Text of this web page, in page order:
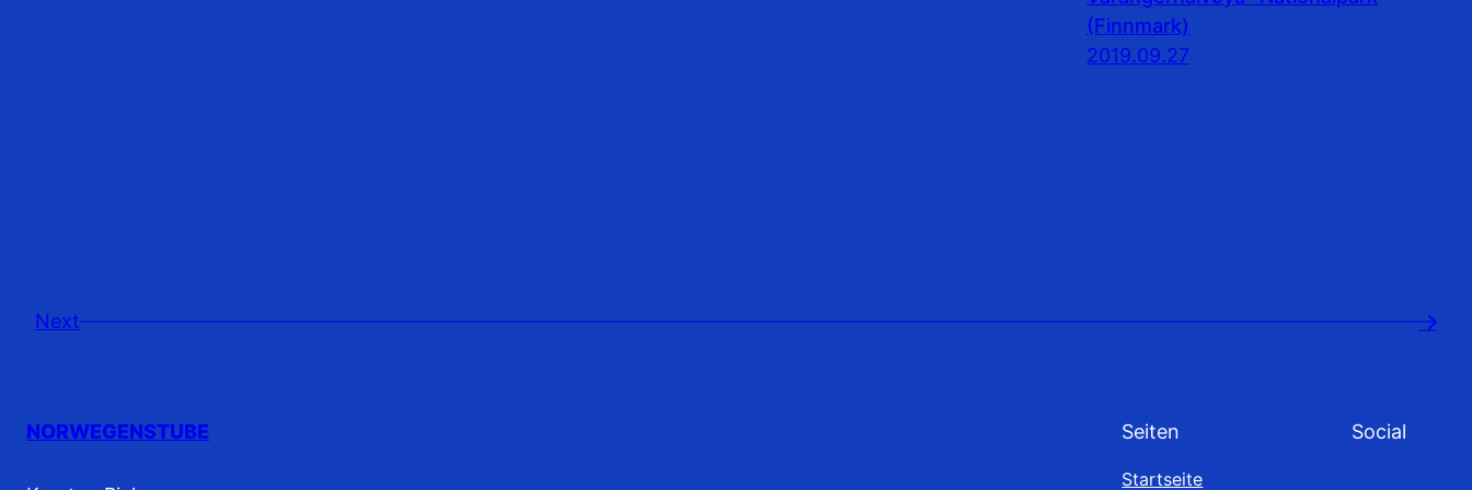
(Finnmark)
2019.09.27
Next →
NORWEGENSTUBE Seiten
Startseite
Social